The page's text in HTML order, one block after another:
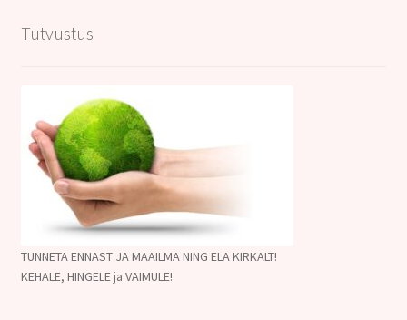
Tutvustus
TUNNETA ENNAST JA MAAILMA NING ELA KIRKALT!
KEHALE, HINGELE ja VAIMULE!